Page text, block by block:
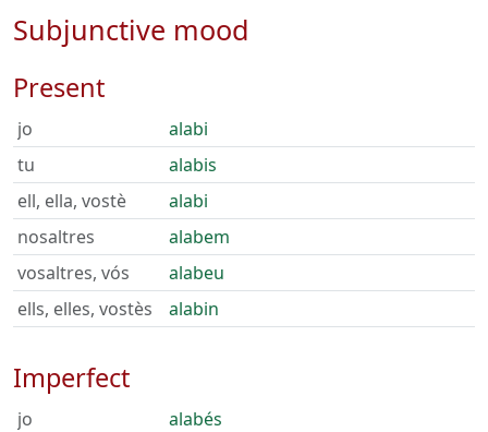
Subjunctive mood
Present
jo
alabi
tu
alabis
ell, ella, vostè
alabi
nosaltres
alabem
vosaltres, vós
alabeu
ells, elles, vostès
alabin
Imperfect
jo
alabés